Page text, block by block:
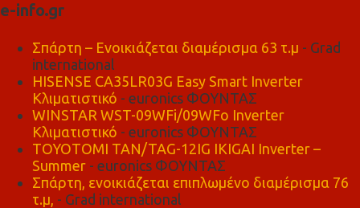
e-info.gr
Σπάρτη – Ενοικιάζεται διαμέρισμα 63 τ.μ - Grad
international
HISENSE CA35LR03G Easy Smart Inverter
Κλιματιστικό - euronics ΦΟΥΝΤΑΣ
WINSTAR WST-09WFi/09WFo Inverter
Κλιματιστικό - euronics ΦΟΥΝΤΑΣ
TOYOTOMI TAN/TAG-12IG IKIGAI Inverter –
Summer - euronics ΦΟΥΝΤΑΣ
Σπάρτη, ενοικιάζεται επιπλωμένο διαμέρισμα 76
τ.μ, - Grad international